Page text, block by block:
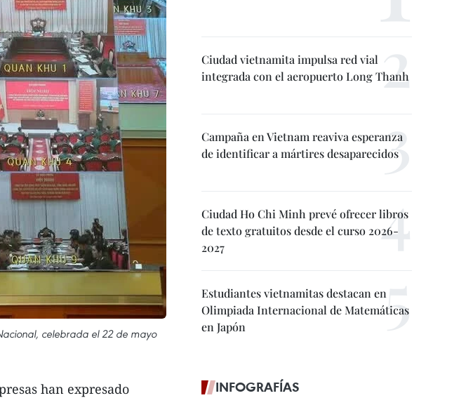
celebrada el 22 de mayo
han expresado
Ciudad vietnamita impulsa red vial
integrada con el aeropuerto Long Thanh
Campaña en Vietnam reaviva esperanza
de identificar a mártires desaparecidos
Ciudad Ho Chi Minh prevé ofrecer libros
de texto gratuitos desde el curso 2026-
2027
Estudiantes vietnamitas destacan en
Olimpiada Internacional de Matemáticas
en Japón
INFOGRAFÍAS